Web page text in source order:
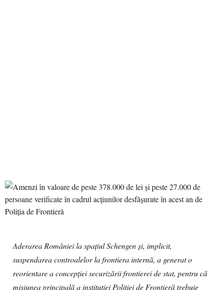
Aderarea României la spațiul Schengen și, implicit,
suspendarea controalelor la frontiera internă, a generat o
reorientare a concepției securizării frontierei de stat, pentru că
misiunea principală a instituției Poliției de Frontieră trebuie